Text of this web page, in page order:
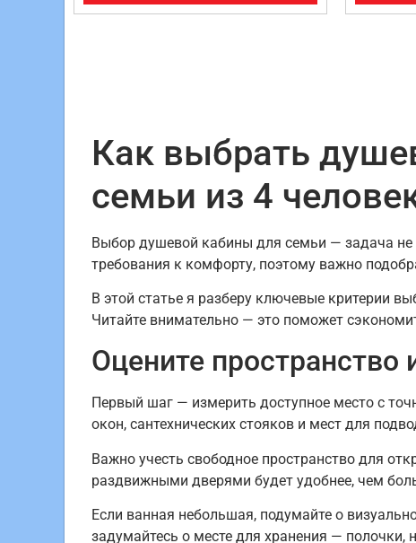
Как выбрать
семьи из 4
Выбор душевой кабины для семьи — задача не
требования к комфорту, поэтому важно
В этой статье я разберу ключевые критерии
Читайте внимательно — это поможет
Оцените пространство
Первый шаг — измерить доступное место с
окон, сантехнических стояков и мест для
Важно учесть свободное пространство для
раздвижными дверями будет удобнее, чем
Если ванная небольшая, подумайте о
задумайтесь о месте для хранения —